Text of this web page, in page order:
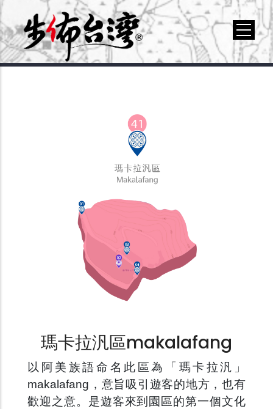
瑪卡拉汎區makalafang
以阿美族語命名此區為「瑪卡拉汎」
makalafang，意旨吸引遊客的地方，也有
歡迎之意。是遊客來到園區的第一個文化